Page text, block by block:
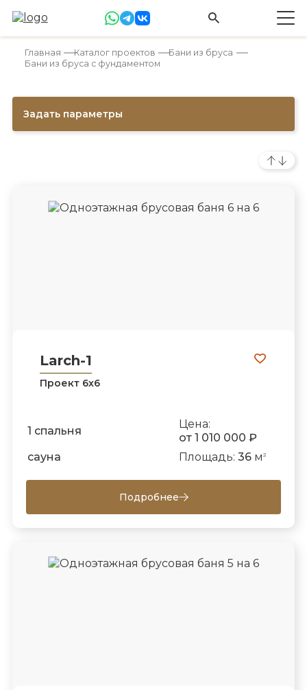
Главная Каталог проектов
Бани из бруса
Бани из бруса с фундаментом
Задать параметры
Larch-1
Проект 6х6
1 спальня
Цена:
от 1 010 000 ₽
сауна
Площадь: 36м 2
Подробнее